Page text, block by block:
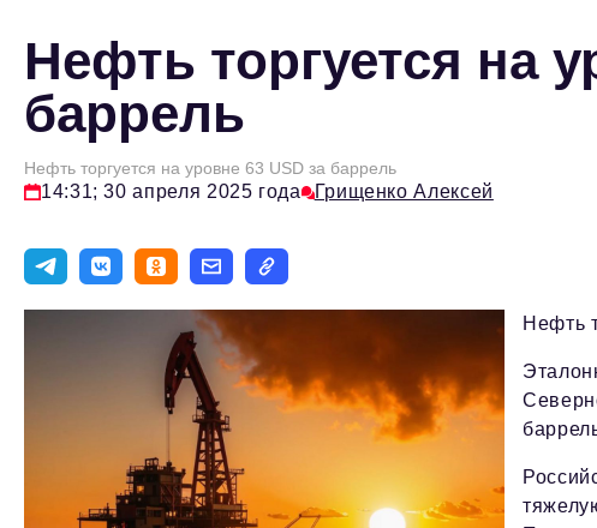
Нефть торгуется на
баррель
Нефть торгуется на уровне 63 USD за баррель
14:31; 30 апреля 2025 года Грищенко Алексей
Нефть